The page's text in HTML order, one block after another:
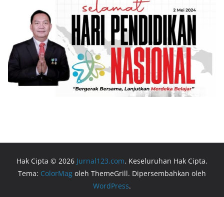
Hak Cipta © 2026 Jurnal123.com. Keseluruhan Hak Cipta.
Tema: ColorMag oleh ThemeGrill. Dipersembahkan oleh
WordPress.